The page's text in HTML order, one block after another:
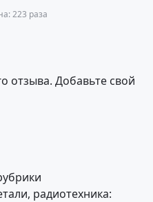
223 раза
отзыва. Добавьте свой
радиотехника: